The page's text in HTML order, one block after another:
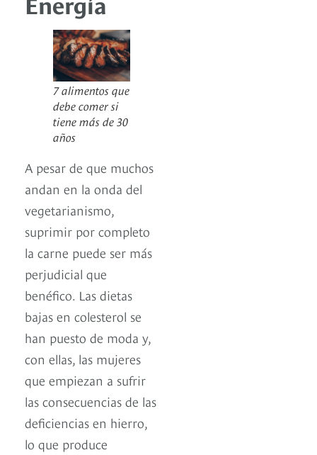
7 alimentos que
debe comer si
tiene más de 30
años
A pesar de que muchos
andan en la onda del
vegetarianismo,
suprimir por completo
la carne puede ser más
perjudicial que
benéfico. Las dietas
bajas en colesterol se
han puesto de moda y,
con ellas, las mujeres
que empiezan a sufrir
las consecuencias de las
deficiencias en hierro,
lo que produce